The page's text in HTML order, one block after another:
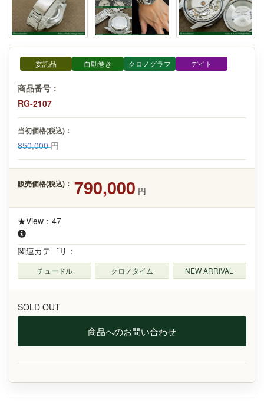
委託品 自動巻き クロノグラフ デイト
商品番号：
RG-2107
当初価格(税込)：
850,000円
販売価格(税込)： 790,000 円
★View：47
関連カテゴリ：
チュードル クロノタイム NEW ARRIVAL
SOLD OUT
商品へのお問い合わせ